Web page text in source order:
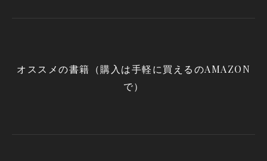
オススメの書籍（購入は手軽に買えるのAMAZON
で）